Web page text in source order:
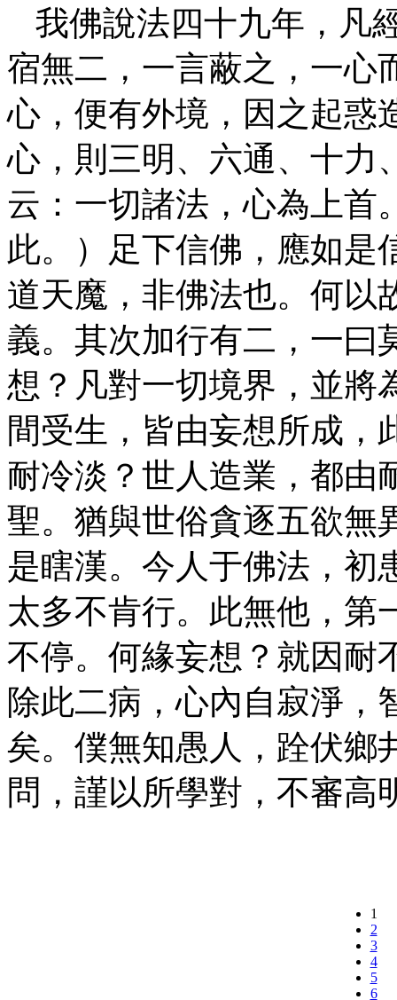
我佛說法四十九年，凡
宿無二，一言蔽之，一心
心，便有外境，因之起惑
心，則三明、六通、十力
云：一切諸法，心為上首
此。）足下信佛，應如是
道天魔，非佛法也。何以
義。其次加行有二，一曰
想？凡對一切境界，並將
間受生，皆由妄想所成，
耐冷淡？世人造業，都由
聖。猶與世俗貪逐五欲無
是瞎漢。今人于佛法，初
太多不肯行。此無他，第
不停。何緣妄想？就因耐
除此二病，心內自寂淨，
矣。僕無知愚人，跧伏
問，謹以所學對，不審高
1
2
3
4
5
6